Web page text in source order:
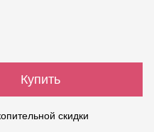
Купить
скидки